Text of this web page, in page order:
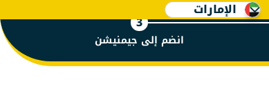
الإمارات
3
انضم إلى جيمنيشن